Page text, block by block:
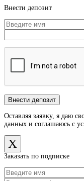
Внести депозит
Оставляя заявку, я даю
данных и соглашаюсь с
X
Заказать по подписке